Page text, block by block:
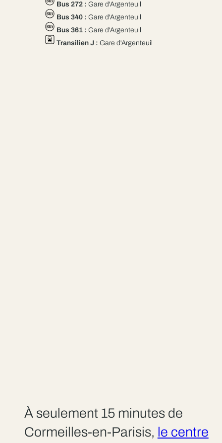
Bus 272 :Gare d'Argenteuil
Bus 340 :Gare d'Argenteuil
Bus 361 :Gare d'Argenteuil
Transilien J :Gare d'Argenteuil
À seulement 15 minutes de
Cormeilles-en-Parisis, le centre